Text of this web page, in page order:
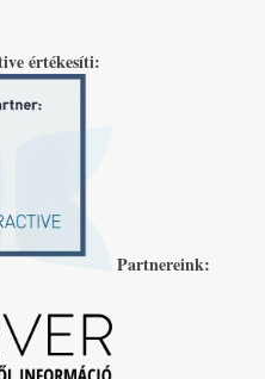
értékesíti:
Partnereink: